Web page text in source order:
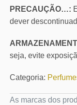
PRECAUÇÃO…:
dever
seja, evite
Categoria:
As marcas dos